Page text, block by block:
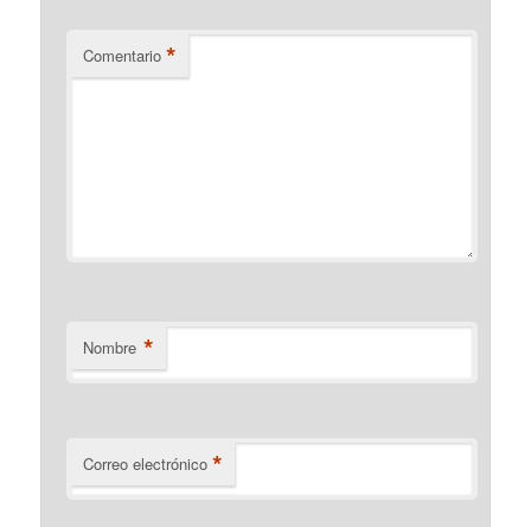
Comentario *
Nombre *
Correo electrónico *